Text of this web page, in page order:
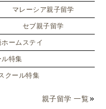
すると、読むときに、
マレーシア親子留学
セブ親子留学
ームステイ
特集
クール特集
親子留学 一覧